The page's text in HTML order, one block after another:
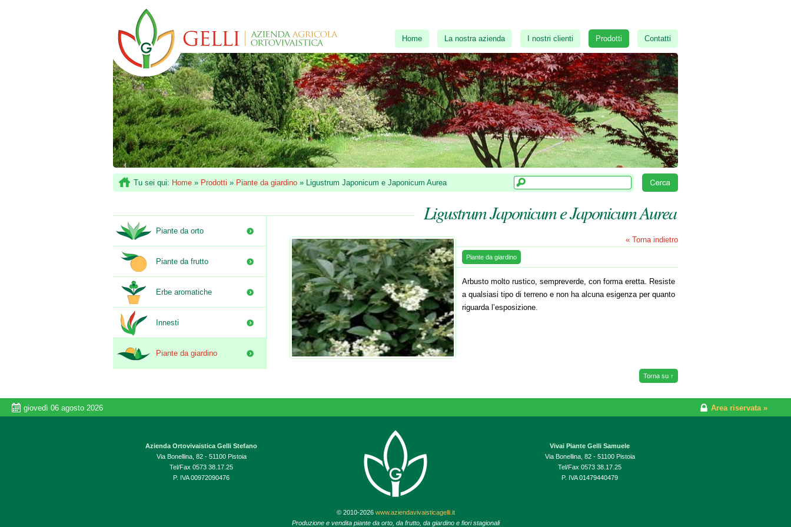
Home La nostra azienda I nostri clienti Prodotti Contatti
Tu sei qui: Home » Prodotti » Piante da giardino » Ligustrum Japonicum e Japonicum Aurea
Ligustrum Japonicum e Japonicum Aurea
« Torna indietro
Piante da giardino
Arbusto molto rustico, sempreverde, con forma eretta. Resiste
a qualsiasi tipo di terreno e non ha alcuna esigenza per quanto
riguarda l’esposizione.
Piante da orto
Piante da frutto
Erbe aromatiche
Innesti
Piante da giardino
Torna su ↑
giovedì 06 agosto 2026 Area riservata »
Azienda Ortovivaistica Gelli Stefano
Via Bonellina, 82 - 51100 Pistoia
Tel/Fax 0573 38.17.25
P. IVA 00972090476
Vivai Piante Gelli Samuele
Via Bonellina, 82 - 51100 Pistoia
Tel/Fax 0573 38.17.25
P. IVA 01479440479
© 2010-2026 www.aziendavivaisticagelli.it
Produzione e vendita piante da orto, da frutto, da giardino e fiori stagionali